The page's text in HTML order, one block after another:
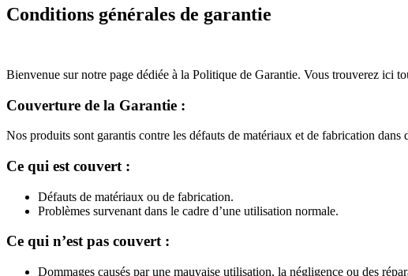
Conditions générales de garantie
Bienvenue sur notre page dédiée à la Politique de Garantie. Vous trouverez ici
Couverture de la Garantie :
Nos produits sont garantis contre les défauts de matériaux et de fabrication
Ce qui est couvert :
Défauts de matériaux ou de fabrication.
Problèmes survenant dans le cadre d’une utilisation normale.
Ce qui n’est pas couvert :
Dommages causés par une mauvaise utilisation, la négligence ou des